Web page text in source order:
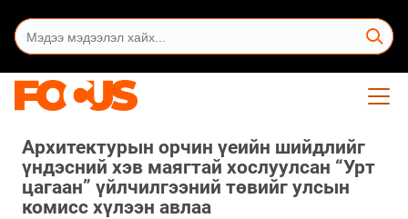
Архитектурын орчин үеийн шийдлийг
үндэсний хэв маягтай хослуулсан “Урт
цагаан” үйлчилгээний төвийг улсын
комисс хүлээн авлаа